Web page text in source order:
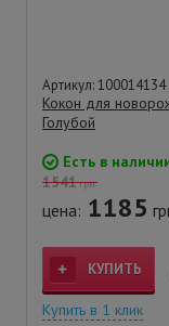
Артикул: 100014134
Кокон для
Голубой
Есть в
1541грн.
цена: 1185
КУПИТЬ
Купить в 1 клик